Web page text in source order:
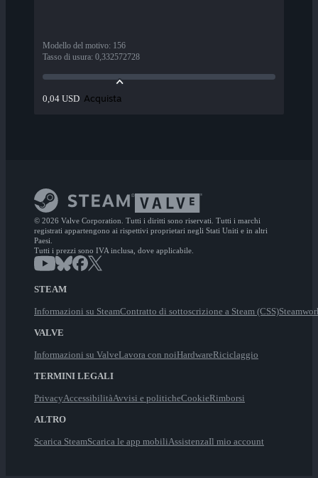
Modello del motivo: 156
Tasso di usura: 0,332572728
0,04 USD Acquista
© 2026 Valve Corporation. Tutti i diritti sono riservati. Tutti i marchi
registrati appartengono ai rispettivi proprietari negli Stati Uniti e in altri
Paesi.
Tutti i prezzi sono IVA inclusa, dove applicabile.
STEAM
Informazioni su SteamContratto di sottoscrizione a Steam (CSS)
VALVE
Informazioni su ValveLavora con noiHardwareRiciclaggio
TERMINI LEGALI
PrivacyAccessibilitàAvvisi e politicheCookieRimborsi
ALTRO
Scarica SteamScarica le app mobiliAssistenzaIl mio account